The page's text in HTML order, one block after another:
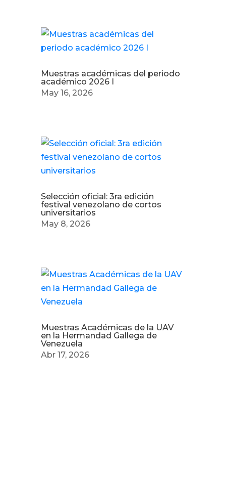
Muestras académicas del periodo
académico 2026 I
May 16, 2026
Selección oficial: 3ra edición
festival venezolano de cortos
universitarios
May 8, 2026
Muestras Académicas de la UAV
en la Hermandad Gallega de
Venezuela
Abr 17, 2026